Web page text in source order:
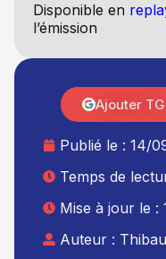
Disponible en
l’émission
Publié le : 14/
Temps de
Mise à jour le :
Auteur :
Ajouter